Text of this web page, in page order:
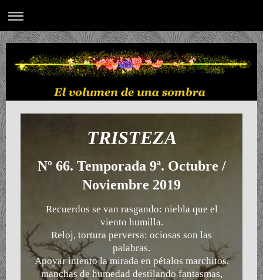
TRISTEZA
Nº 66. Temporada 9ª. Octubre /
Noviembre 2019
Recuerdos se van rasgando: niebla que el
viento humilla.
Reloj, tortura perversa: ociosas son las
palabras.
Apoyar intento la mirada en pétalos marchitos,
manchas de humedad destilando fantasmas,